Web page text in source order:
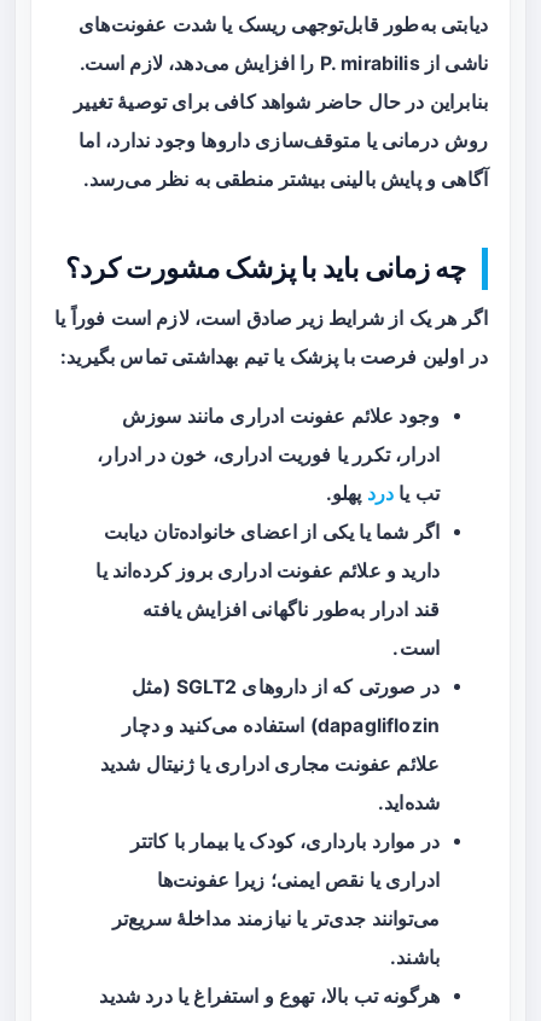
دیابتی به‌طور قابل‌توجهی ریسک یا شدت عفونت‌های
ناشی از P. mirabilis را افزایش می‌دهد، لازم است.
بنابراین در حال حاضر شواهد کافی برای توصیهٔ تغییر
روش درمانی یا متوقف‌سازی داروها وجود ندارد، اما
آگاهی و پایش بالینی بیشتر منطقی به نظر می‌رسد.
چه زمانی باید با پزشک مشورت کرد؟
اگر هر یک از شرایط زیر صادق است، لازم است فوراً یا
در اولین فرصت با پزشک یا تیم بهداشتی تماس بگیرید:
وجود علائم عفونت ادراری مانند سوزش
ادرار، تکرر یا فوریت ادراری، خون در ادرار،
تب یا درد پهلو.
اگر شما یا یکی از اعضای خانواده‌تان دیابت
دارید و علائم عفونت ادراری بروز کرده‌اند یا
قند ادرار به‌طور ناگهانی افزایش یافته
است.
در صورتی که از داروهای SGLT2 (مثل
dapagliflozin) استفاده می‌کنید و دچار
علائم عفونت مجاری ادراری یا ژنیتال شدید
شده‌اید.
در موارد بارداری، کودک یا بیمار با کاتتر
ادراری یا نقص ایمنی؛ زیرا عفونت‌ها
می‌توانند جدی‌تر یا نیازمند مداخلهٔ سریع‌تر
باشند.
هرگونه تب بالا، تهوع و استفراغ یا درد شدید